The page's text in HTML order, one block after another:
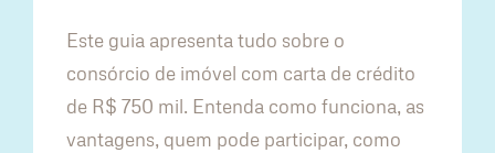
Este guia apresenta tudo sobre o
consórcio de imóvel com carta de crédito
de R$ 750 mil. Entenda como funciona, as
vantagens, quem pode participar, como